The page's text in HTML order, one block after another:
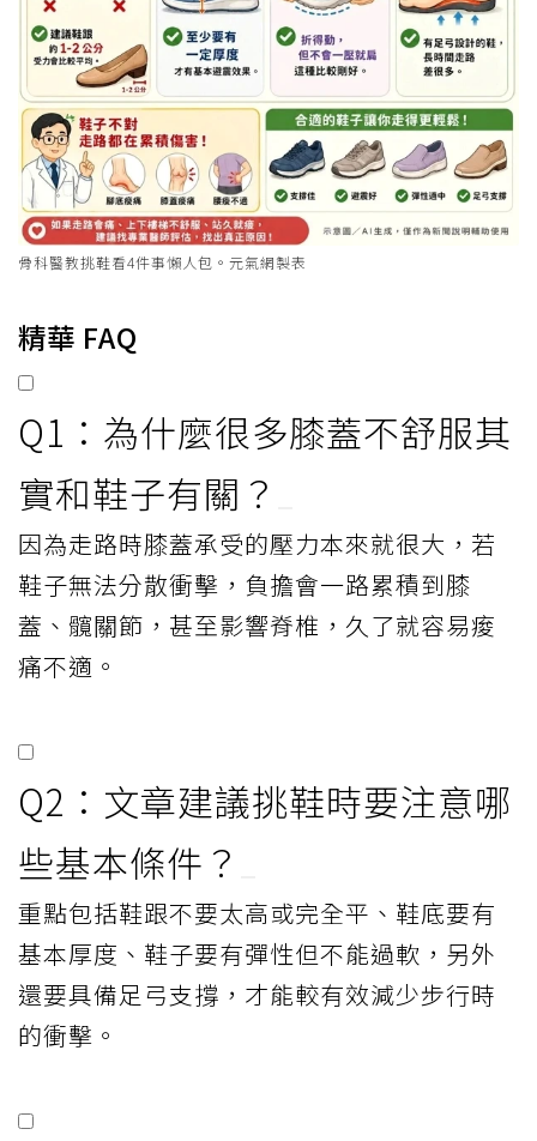
骨科醫教挑鞋看4件事懶人包。元氣網製表
精華 FAQ
Q1：為什麼很多膝蓋不舒服其
實和鞋子有關？
因為走路時膝蓋承受的壓力本來就很大，若
鞋子無法分散衝擊，負擔會一路累積到膝
蓋、髖關節，甚至影響脊椎，久了就容易痠
痛不適。
Q2：文章建議挑鞋時要注意哪
些基本條件？
重點包括鞋跟不要太高或完全平、鞋底要有
基本厚度、鞋子要有彈性但不能過軟，另外
還要具備足弓支撐，才能較有效減少步行時
的衝擊。